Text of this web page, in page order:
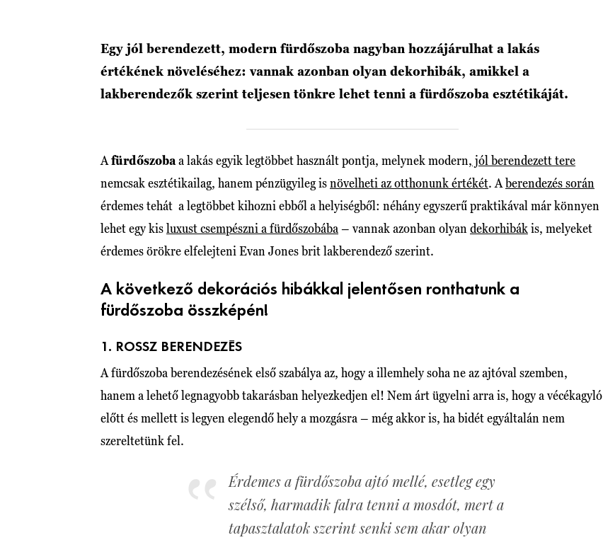
Egy jól berendezett, modern fürdőszoba nagyban hozzájárulhat a lakás
értékének növeléséhez: vannak azonban olyan dekorhibák, amikkel a
lakberendezők szerint teljesen tönkre lehet tenni a fürdőszoba esztétikáját.
Afürdőszobaa lakás egyik legtöbbet használt pontja, melynek modern, jól berendezett tere
nemcsak esztétikailag, hanem pénzügyileg isnövelheti az otthonunk értékét. Aberendezés során
érdemes tehát a legtöbbet kihozni ebből a helyiségből: néhány egyszerű praktikával már könnyen
lehet egy kisluxust csempészni a fürdőszobába – vannak azonban olyan dekorhibákis, melyeket
érdemes örökre elfelejteni Evan Jones brit lakberendező szerint.
A következő dekorációs hibákkal jelentősen ronthatunk a
fürdőszoba összképén!
1. ROSSZ BERENDEZÉS
A fürdőszoba berendezésének első szabálya az, hogy a illemhely soha ne az ajtóval szemben,
hanem a lehető legnagyobb takarásban helyezkedjen el! Nem árt ügyelni arra is, hogy a vécékagyló
előtt és mellett is legyen elegendő hely a mozgásra – még akkor is, ha bidét egyáltalán nem
szereltetünk fel.
Érdemes a fürdőszoba ajtó mellé, esetleg egy
szélső, harmadik falra tenni a mosdót, mert a
tapasztalatok szerint senki sem akar olyan